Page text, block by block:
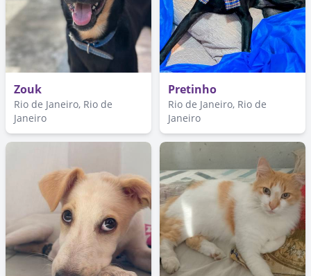
Zouk
Rio de Janeiro, Rio de
Janeiro
Pretinho
Rio de Janeiro, Rio de
Janeiro